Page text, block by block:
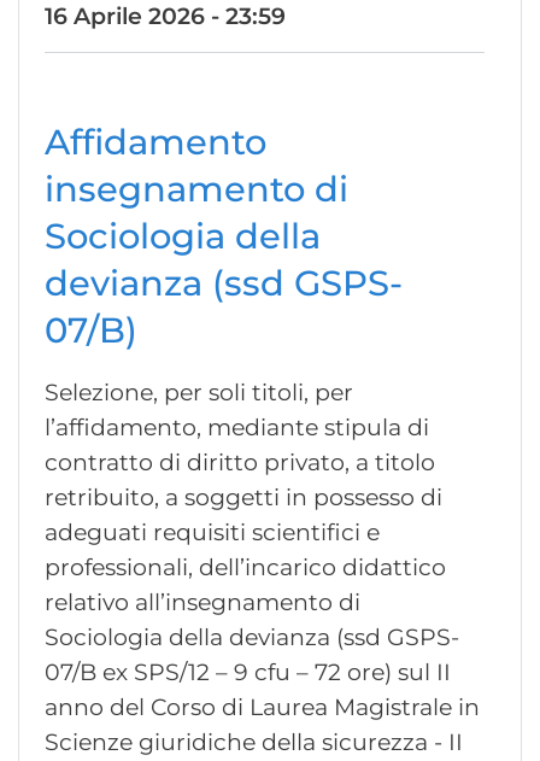
16 Aprile 2026 - 23:59
Affidamento
insegnamento di
Sociologia della
devianza (ssd GSPS-
07/B)
Selezione, per soli titoli, per
l’affidamento, mediante stipula di
contratto di diritto privato, a titolo
retribuito, a soggetti in possesso di
adeguati requisiti scientifici e
professionali, dell’incarico didattico
relativo all’insegnamento di
Sociologia della devianza (ssd GSPS-
07/B ex SPS/12 – 9 cfu – 72 ore) sul II
anno del Corso di Laurea Magistrale in
Scienze giuridiche della sicurezza - II